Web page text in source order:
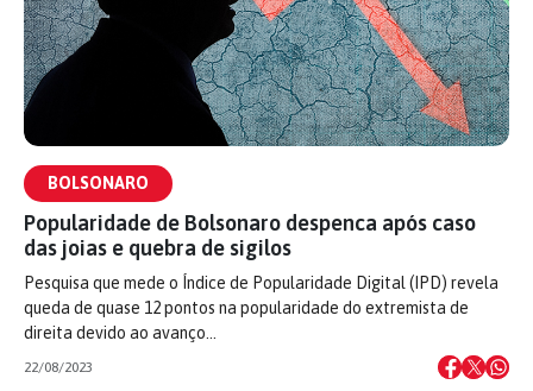
BOLSONARO
Popularidade de Bolsonaro despenca após caso
das joias e quebra de sigilos
Pesquisa que mede o Índice de Popularidade Digital (IPD) revela
queda de quase 12 pontos na popularidade do extremista de
direita devido ao avanço…
22/08/2023